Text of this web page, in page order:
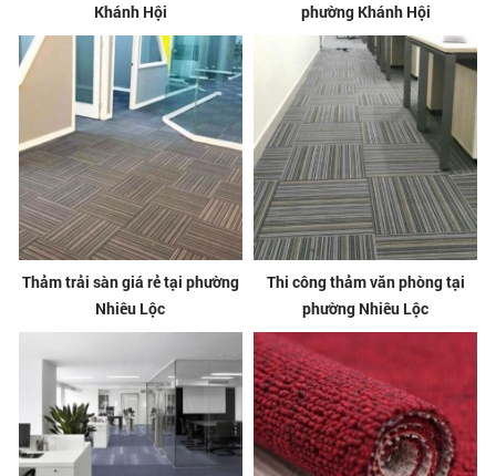
Khánh Hội
phường Khánh Hội
Thảm trải sàn giá rẻ tại phường
Nhiêu Lộc
Thi công thảm văn phòng tại
phường Nhiêu Lộc